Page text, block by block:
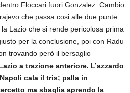
Floccari fuori Gonzalez. Cambio
che passa cosi alle due punte.
Lazio che si rende pericolosa prima
per la conclusione, poi con Radu
trovando però il bersaglio
a trazione anteriore. L’azzardo
cala il tris; palla in
ma sbaglia aprendo la